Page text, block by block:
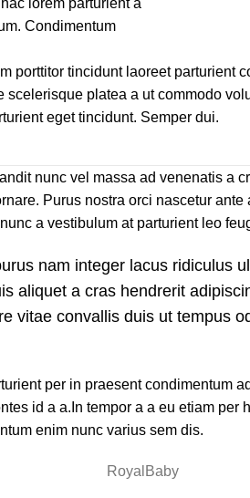
lorem parturient a
Condimentum
porttitor tincidunt laoreet parturient
scelerisque platea a ut commodo
eget tincidunt. Semper dui.
nunc vel massa ad venenatis a
Purus nostra orci nascetur
a vestibulum at parturient leo
nam integer lacus ridiculus
aliquet a cras hendrerit
vitae convallis duis ut tempus
per in praesent condimentum
id a a.In tempor a a eu etiam
enim nunc varius sem dis.
RoyalBaby